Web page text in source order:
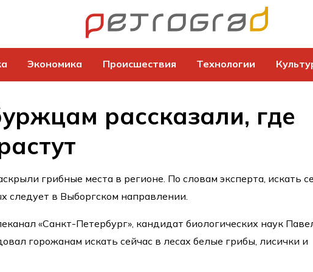
Экономика Происшествия Технологии
рассказали, где
грибные места в регионе. По словам эксперта, искать
следует в Выборгском направлении.
«Санкт-Петербург», кандидат биологических наук
горожанам искать сейчас в лесах белые грибы, лисички и